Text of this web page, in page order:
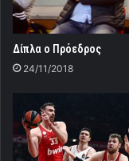
Δίπλα ο Πρόεδρος
24/11/2018